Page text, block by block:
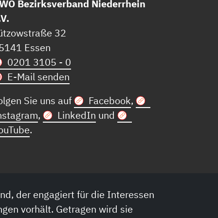
Bezirksverband Niederrhein
32
Essen
0201 3105 - 0
E-Mail senden
Sie uns auf
Facebook,
, LinkedIn und
.
der engagiert für die Interessen
vorhält. Getragen wird sie